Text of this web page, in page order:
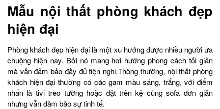
Mẫu nội thất phòng khách đẹp
hiện đại
Phòng khách đẹp hiện đại là một xu hướng được nhiều người ưa
chuộng hiện nay. Bởi nó mang hơi hướng phong cách tối giản
mà vẫn đảm bảo đầy đủ tiện nghi.Thông thường, nội thất phòng
khách hiện đại thường có các gam màu sáng, trắng, với điểm
nhấn là tivi treo tường hoặc đặt trên kệ cùng sofa đơn giản
nhưng vẫn đảm bảo sự tinh tế.